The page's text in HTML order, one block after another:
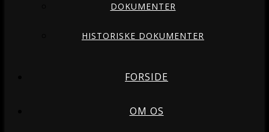
DOKUMENTER
HISTORISKE DOKUMENTER
FORSIDE
OM OS